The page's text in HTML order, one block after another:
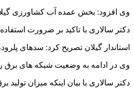
وی افزود: بخش عمده آب کشاورزی
دکتر سالاری با تاکید بر ضرورت
استاندار گیلان تصریح کرد: سدهای
وی در ادامه به وضعیت شبکه های برق
دکتر سالاری با بیان اینکه میزان